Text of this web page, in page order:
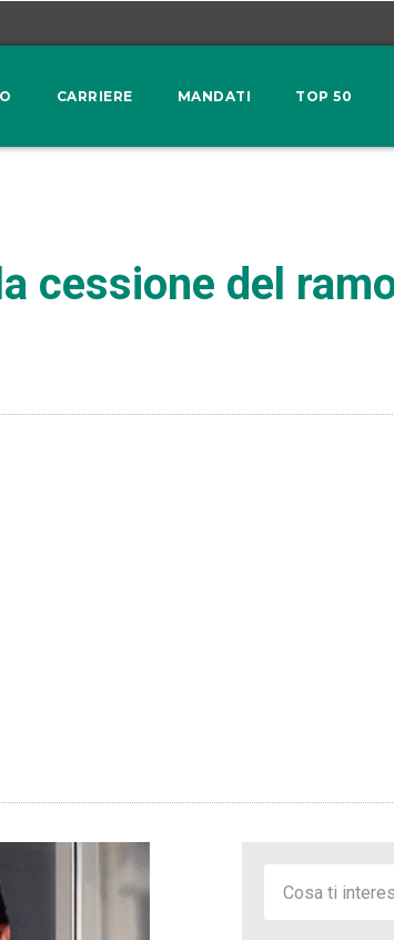
CARRIERE MANDATI TOP 50
cessione del